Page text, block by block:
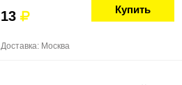
13 Купить
Доставка: Москва